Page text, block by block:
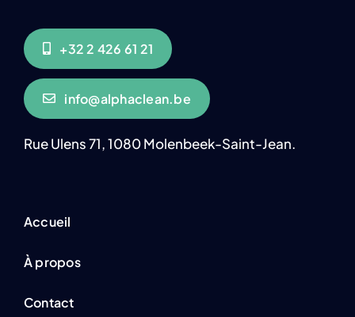
+32 2 426 61 21
info@alphaclean.be
Rue Ulens 71, 1080 Molenbeek-Saint-Jean.
Accueil
À propos
Contact